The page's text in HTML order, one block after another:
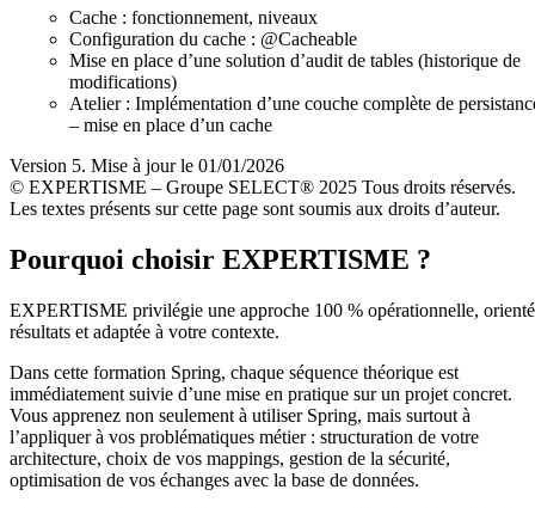
Cache : fonctionnement, niveaux
Configuration du cache : @Cacheable
Mise en place d’une solution d’audit de tables (historique de
modifications)
Atelier : Implémentation d’une couche complète de
– mise en place d’un cache
Version 5. Mise à jour le 01/01/2026
© EXPERTISME – Groupe SELECT® 2025 Tous droits réservés.
Les textes présents sur cette page sont soumis aux droits d’auteur.
Pourquoi choisir EXPERTISME ?
EXPERTISME privilégie une approche 100 % opérationnelle,
résultats et adaptée à votre contexte.
Dans cette formation Spring, chaque séquence théorique est
immédiatement suivie d’une mise en pratique sur un projet concret.
Vous apprenez non seulement à utiliser Spring, mais surtout à
l’appliquer à vos problématiques métier : structuration de votre
architecture, choix de vos mappings, gestion de la sécurité,
optimisation de vos échanges avec la base de données.